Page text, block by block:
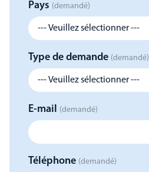
Pays (demandé)
Type de demande (demandé)
E-mail (demandé)
Téléphone (demandé)